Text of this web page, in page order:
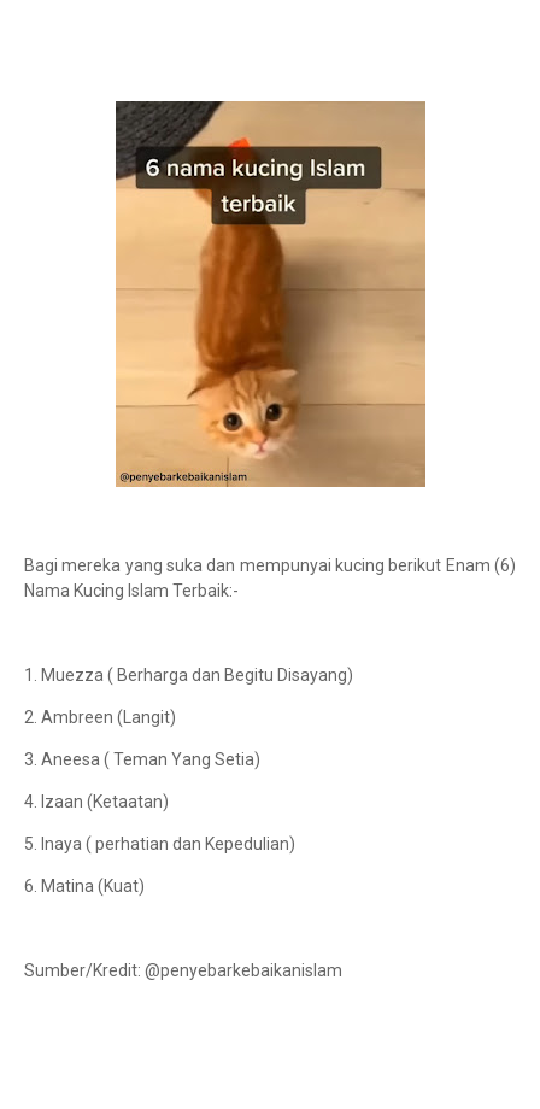
Bagi mereka yang suka dan mempunyai kucing berikut Enam (6)
Nama Kucing Islam Terbaik:-
1. Muezza ( Berharga dan Begitu Disayang)
2. Ambreen (Langit)
3. Aneesa ( Teman Yang Setia)
4. Izaan (Ketaatan)
5. Inaya ( perhatian dan Kepedulian)
6. Matina (Kuat)
Sumber/Kredit: @penyebarkebaikanislam